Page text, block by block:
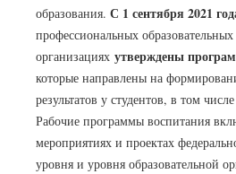
образования. С 1 сентября 2021
профессиональных образовательных
организациях утверждены
которые направлены на
результатов у студентов, в том
Рабочие программы воспитания
мероприятиях и проектах
уровня и уровня образовательной